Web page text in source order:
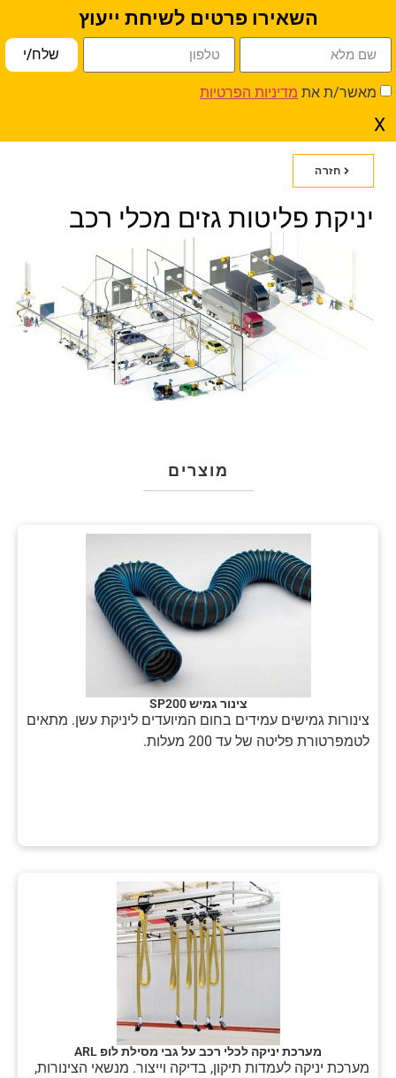
השאירו פרטים לשיחת ייעוץ
מאשר/ת את מדיניות הפרטיות
שלח/י
X
חזרה
יניקת פליטות גזים מכלי רכב
מוצרים
צינור גמיש SP200
צינורות גמישים עמידים בחום המיועדים ליניקת עשן. מתאים
לטמפרטורת פליטה של עד 200 מעלות.
מערכת יניקה לכלי רכב על גבי מסילת לופ ARL
מערכת יניקה לעמדות תיקון, בדיקה וייצור. מנשאי הצינורות,
פתח סרגל נגישות